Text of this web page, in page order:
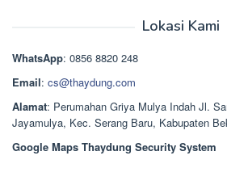
Rp1.378.000.
Lokasi Kami
WhatsApp: 0856 8820 248
Email: cs@thaydung.com
Alamat: Perumahan Griya Mulya Indah Jl.
Jayamulya, Kec. Serang Baru, Kabupaten
Google Maps Thaydung Security System